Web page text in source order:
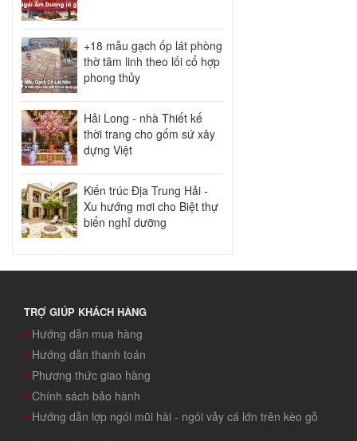
+18 mẫu gạch ốp lát phòng
thờ tâm linh theo lối cổ hợp
phong thủy
Hải Long - nhà Thiết kế
thời trang cho gốm sứ xây
dựng Việt
Kiến trúc Địa Trung Hải -
Xu hướng mơi cho Biệt thự
biển nghỉ dưỡng
TRỢ GIÚP KHÁCH HÀNG
Hướng dẫn mua hàng
Hướng dẫn thanh toán
Phương thức giao hàng
Chính sách bảo hành
Hướng dẫn lợp ngói mũi hài - ngói vảy cá lớn trên kèo gỗ